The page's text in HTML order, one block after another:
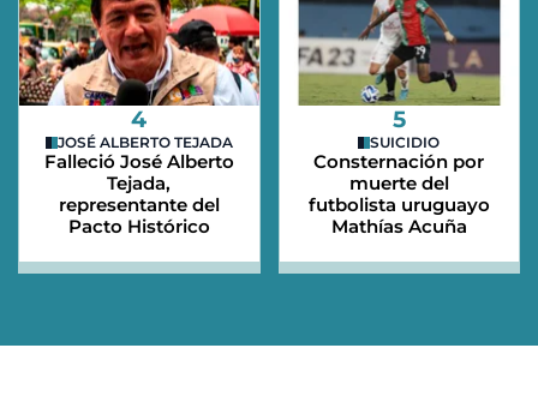
4
JOSÉ ALBERTO TEJADA
Falleció José Alberto
Tejada,
representante del
Pacto Histórico
5
SUICIDIO
Consternación por
muerte del
futbolista uruguayo
Mathías Acuña